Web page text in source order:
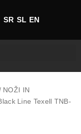
SR SL EN
NOŽI IN
Line Texell TNB-